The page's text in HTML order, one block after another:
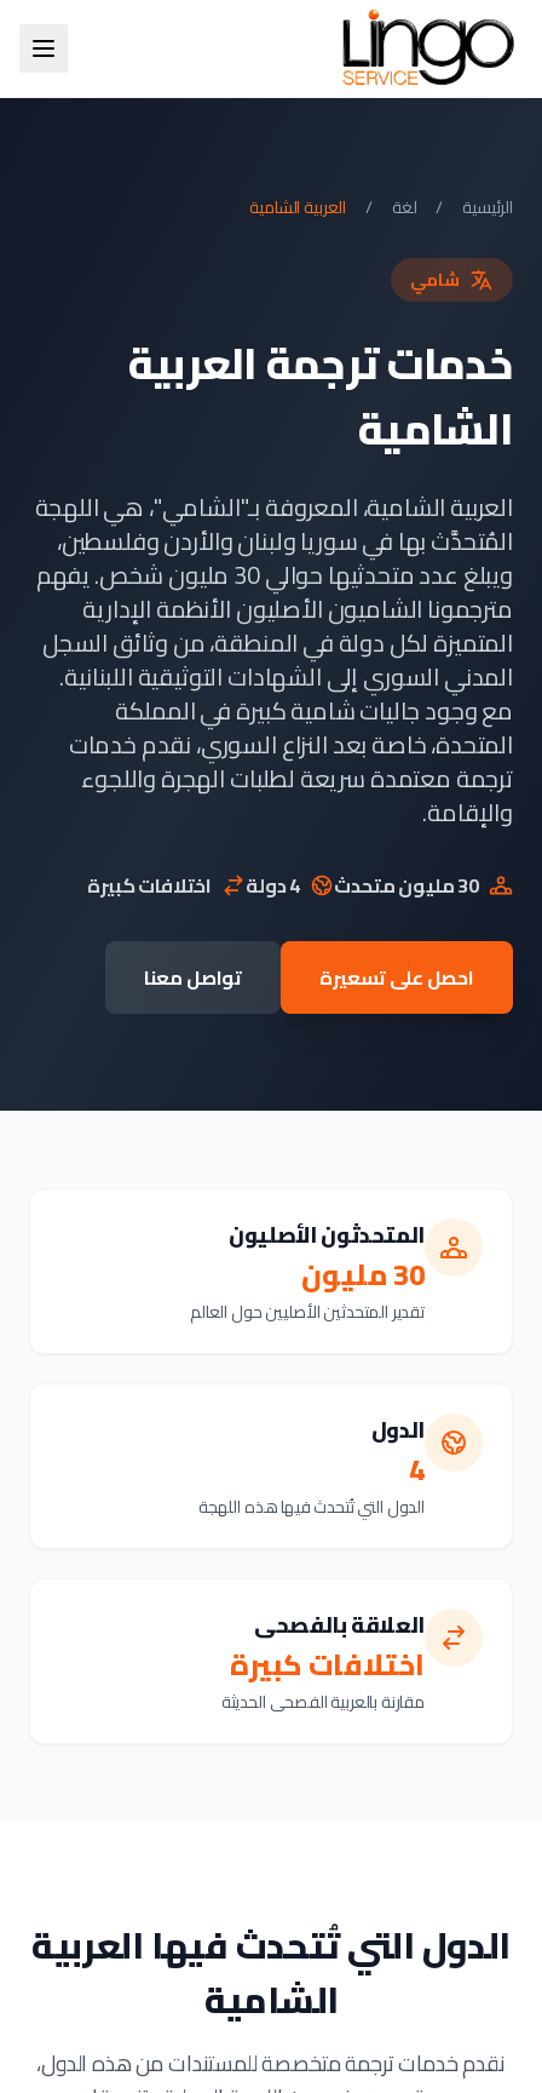
الرئيسية / لغة / العربية الشامية
شامي
خدمات ترجمة العربية
الشامية
العربية الشامية، المعروفة بـ"الشامي"، هي اللهجة
المُتحدَّث بها في سوريا ولبنان والأردن وفلسطين،
ويبلغ عدد متحدثيها حوالي 30 مليون شخص. يفهم
مترجمونا الشاميون الأصليون الأنظمة الإدارية
المتميزة لكل دولة في المنطقة، من وثائق السجل
المدني السوري إلى الشهادات التوثيقية اللبنانية.
مع وجود جاليات شامية كبيرة في المملكة
المتحدة، خاصة بعد النزاع السوري، نقدم خدمات
ترجمة معتمدة سريعة لطلبات الهجرة واللجوء
والإقامة.
30 مليون متحدث 4 دولة اختلافات كبيرة
احصل على تسعيرة تواصل معنا
المتحدثون الأصليون
30 مليون
تقدير المتحدثين الأصليين حول العالم
الدول
4
الدول التي تُتحدث فيها هذه اللهجة
العلاقة بالفصحى
اختلافات كبيرة
مقارنة بالعربية الفصحى الحديثة
الدول التي تُتحدث فيها العربية
الشامية
نقدم خدمات ترجمة متخصصة للمستندات من هذه الدول،